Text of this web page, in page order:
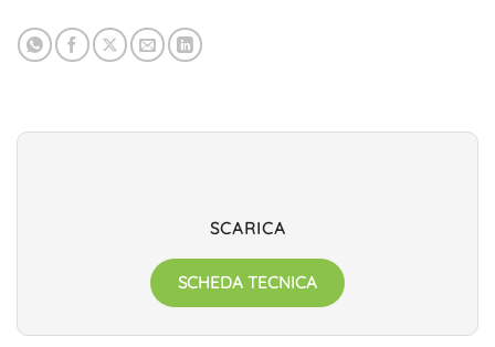
SCARICA
SCHEDA TECNICA